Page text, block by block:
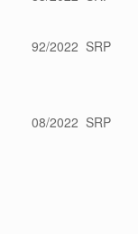
92/2022 SRP
08/2022 SRP